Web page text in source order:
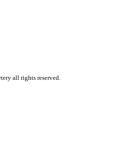
all rights reserved.